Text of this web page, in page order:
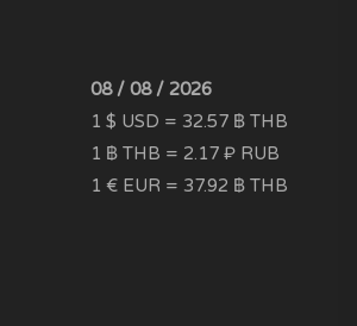
08 / 08 / 2026
1 $ USD = 32.57 ฿ THB
1 ฿ THB = 2.17 ₽ RUB
1 € EUR = 37.92 ฿ THB